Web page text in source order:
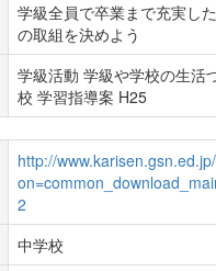
学級全員で卒業まで充実し
の取組を決めよう
学級活動 学級や学校の生活
校 学習指導案 H25
http://
2
中学校